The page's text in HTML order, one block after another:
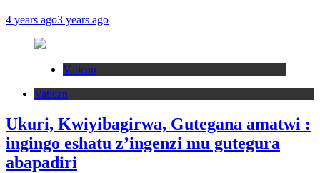
4 years ago3 years ago
Vatican
Vatican
Ukuri, Kwiyibagirwa, Gutegana amatwi :
ingingo eshatu z’ingenzi mu gutegura
abapadiri